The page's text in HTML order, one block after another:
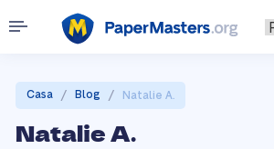
Casa / Blog / Natalie A.
Natalie A.